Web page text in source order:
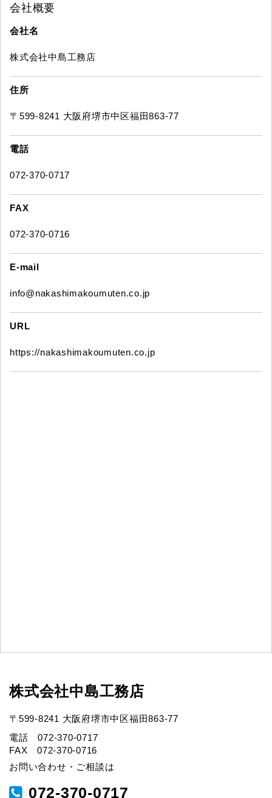
会社概要
会社名
株式会社中島工務店
住所
〒599-8241 大阪府堺市中区福田863-77
電話
072-370-0717
FAX
072-370-0716
E-mail
info@nakashimakoumuten.co.jp
URL
https://nakashimakoumuten.co.jp
株式会社中島工務店
〒599-8241 大阪府堺市中区福田863-77
電話 072-370-0717
FAX 072-370-0716
お問い合わせ・ご相談は
072-370-0717